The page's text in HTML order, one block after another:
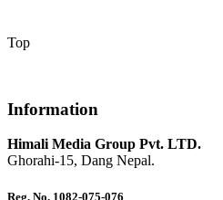
Top
Information
Himali Media Group Pvt. LTD.
Ghorahi-15, Dang Nepal.
Reg. No. 1082-075-076